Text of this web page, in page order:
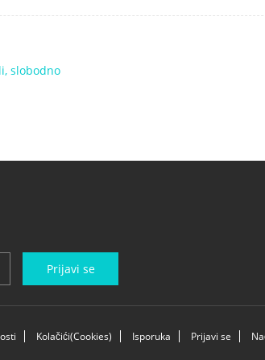
slobodno
Prijavi se
Kolačići(Cookies) Isporuka Prijavi se